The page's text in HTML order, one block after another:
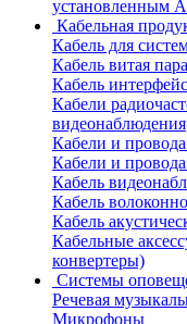
установленным
Кабельная
Кабель для
Кабель витая пара
Кабель
Кабели
видеонаблюдения
Кабели и
Кабели и
Кабель
Кабель
Кабель
Кабельные
конвертеры)
Системы
Речевая
Микрофоны